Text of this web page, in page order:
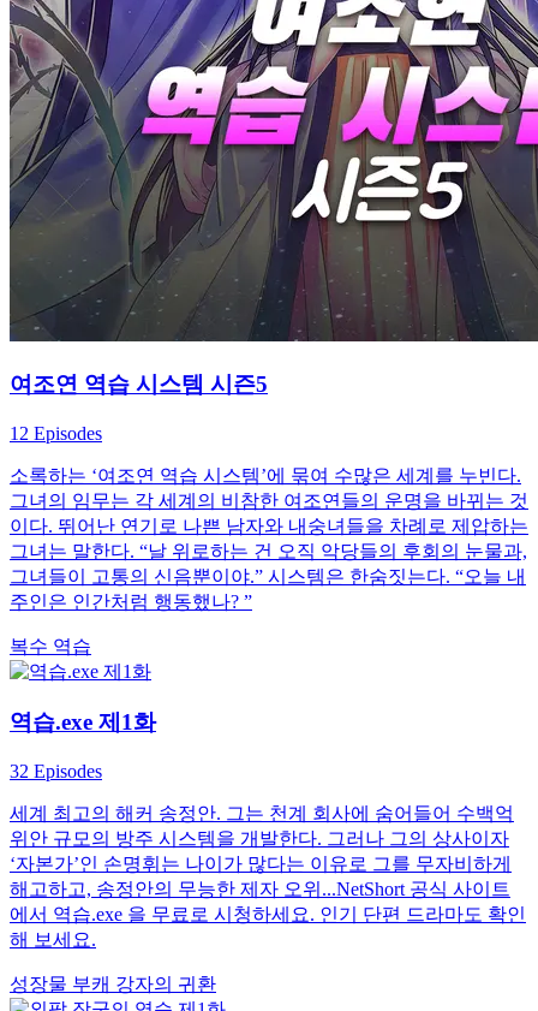
여조연 역습 시스템 시즌5
12 Episodes
소록하는 ‘여조연 역습 시스템’에 묶여 수많은 세계를 누빈다.
그녀의 임무는 각 세계의 비참한 여조연들의 운명을 바뀌는 것
이다. 뛰어난 연기로 나쁜 남자와 내숭녀들을 차례로 제압하는
그녀는 말한다. “날 위로하는 건 오직 악당들의 후회의 눈물과,
그녀들이 고통의 신음뿐이야.” 시스템은 한숨짓는다. “오늘 내
주인은 인간처럼 행동했나? ”
복수 역습
역습.exe 제1화
32 Episodes
세계 최고의 해커 송정안. 그는 천계 회사에 숨어들어 수백억
위안 규모의 방주 시스템을 개발한다. 그러나 그의 상사이자
‘자본가’인 손명휘는 나이가 많다는 이유로 그를 무자비하게
해고하고, 송정안의 무능한 제자 오위...NetShort 공식 사이트
에서 역습.exe 을 무료로 시청하세요. 인기 단편 드라마도 확인
해 보세요.
성장물 부캐 강자의 귀환